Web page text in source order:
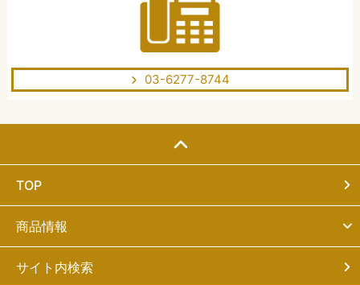
03-6277-8744
TOP
商品情報
サイト内検索